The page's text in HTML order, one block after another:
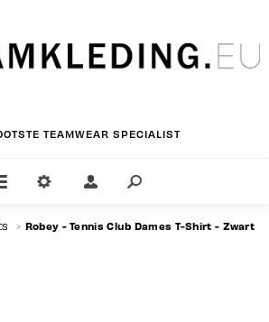
TEAMWEAR SPECIALIST
> Robey - Tennis Club Dames T-Shirt - Zwart